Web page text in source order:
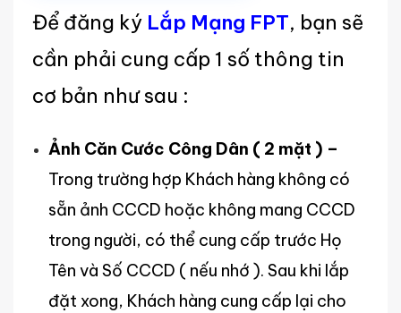
Để đăng ký Lắp Mạng FPT, bạn sẽ
cần phải cung cấp 1 số thông tin
cơ bản như sau :
Ảnh Căn Cước Công Dân ( 2 mặt ) –
Trong trường hợp Khách hàng không có
sẵn ảnh CCCD hoặc không mang CCCD
trong người, có thể cung cấp trước Họ
Tên và Số CCCD ( nếu nhớ ). Sau khi lắp
đặt xong, Khách hàng cung cấp lại cho